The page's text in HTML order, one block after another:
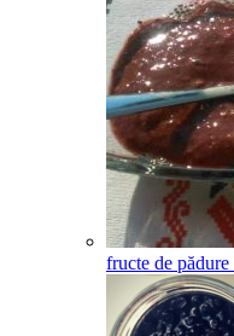
fructe de pădure